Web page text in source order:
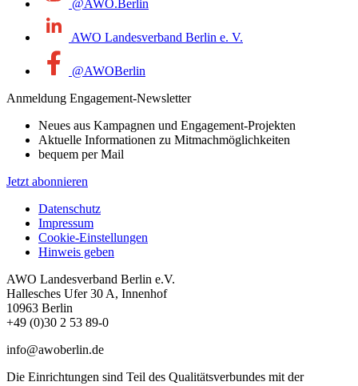
@AWO.Berlin
AWO Landesverband Berlin e. V.
@AWOBerlin
Anmeldung Engagement-Newsletter
Neues aus Kampagnen und Engagement-Projekten
Aktuelle Informationen zu Mitmachmöglichkeiten
bequem per Mail
Jetzt abonnieren
Datenschutz
Impressum
Cookie-Einstellungen
Hinweis geben
AWO Landesverband Berlin e.V.
Hallesches Ufer 30 A, Innenhof
10963 Berlin
+49 (0)30 2 53 89-0
info@awoberlin.de
Die Einrichtungen sind Teil des Qualitätsverbundes mit der